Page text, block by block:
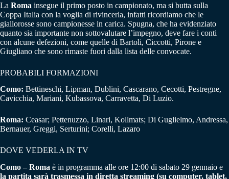
La Roma insegue il primo posto in campionato, ma si butta sulla
Coppa Italia con la voglia di rivincerla, infatti ricordiamo che le
giallorosse sono campionesse in carica. Spugna, che ha evidenziato
quanto sia importante non sottovalutare l’impegno, deve fare i conti
con alcune defezioni, come quelle di Bartoli, Ciccotti, Pirone e
Giugliano che sono rimaste fuori dalla lista delle convocate.
PROBABILI FORMAZIONI
Como: Bettineschi, Lipman, Dublini, Cascarano, Cecotti, Pestregne,
Cavicchia, Mariani, Kubassova, Carravetta, Di Luzio.
Roma: Ceasar; Pettenuzzo, Linari, Kollmats; Di Guglielmo, Andressa,
Bernauer, Greggi, Serturini; Corelli, Lazaro
DOVE VEDERLA IN TV
Como – Roma è in programma alle ore 12:00 di sabato 29 gennaio e
la partita sarà trasmessa in diretta streaming (su computer, tablet,